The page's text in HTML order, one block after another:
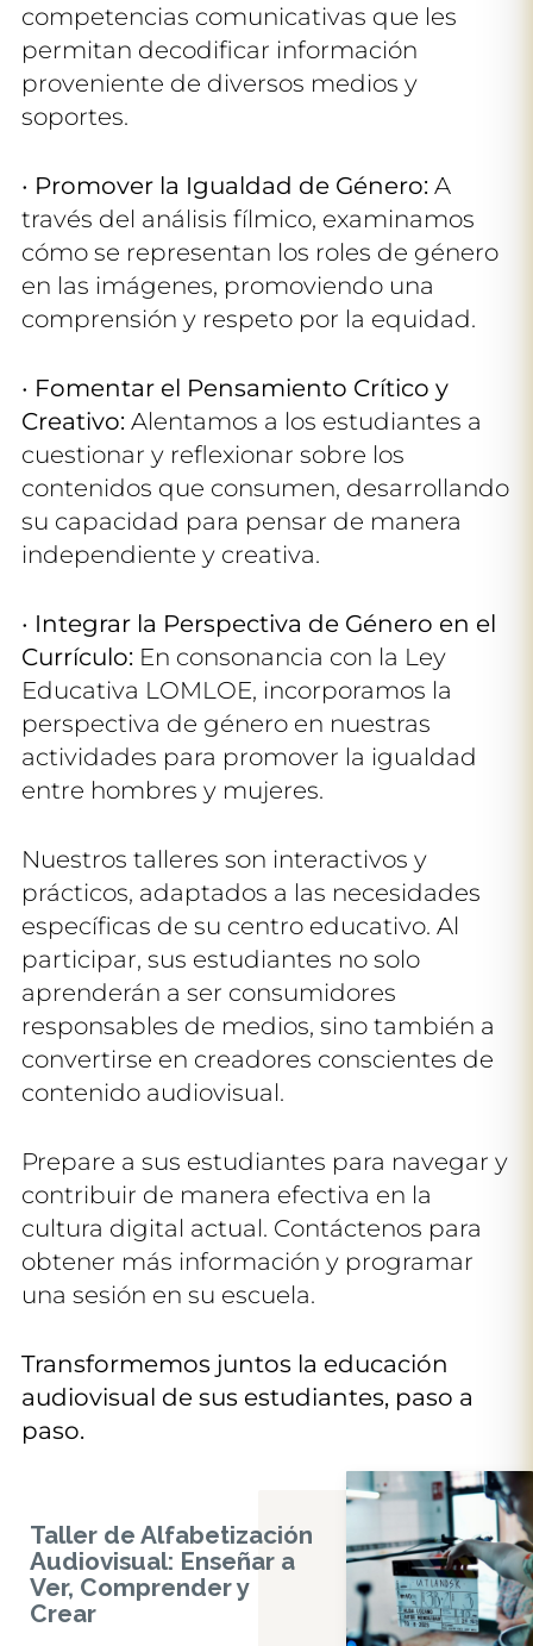
competencias comunicativas que les
permitan decodificar información
proveniente de diversos medios y
soportes.
• Promover la Igualdad de Género: A
través del análisis fílmico, examinamos
cómo se representan los roles de género
en las imágenes, promoviendo una
comprensión y respeto por la equidad.
• Fomentar el Pensamiento Crítico y
Creativo: Alentamos a los estudiantes a
cuestionar y reflexionar sobre los
contenidos que consumen, desarrollando
su capacidad para pensar de manera
independiente y creativa.
• Integrar la Perspectiva de Género en el
Currículo: En consonancia con la Ley
Educativa LOMLOE, incorporamos la
perspectiva de género en nuestras
actividades para promover la igualdad
entre hombres y mujeres.
Nuestros talleres son interactivos y
prácticos, adaptados a las necesidades
específicas de su centro educativo. Al
participar, sus estudiantes no solo
aprenderán a ser consumidores
responsables de medios, sino también a
convertirse en creadores conscientes de
contenido audiovisual.
Prepare a sus estudiantes para navegar y
contribuir de manera efectiva en la
cultura digital actual. Contáctenos para
obtener más información y programar
una sesión en su escuela.
Transformemos juntos la educación
audiovisual de sus estudiantes, paso a
paso.
Taller de Alfabetización
Audiovisual: Enseñar a
Ver, Comprender y
Crear